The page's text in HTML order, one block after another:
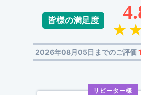
皆様の満足度
2026年08月05日までのご評価
リピーター様